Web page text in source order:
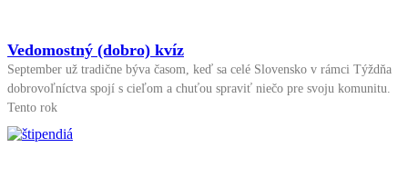
Vedomostný (dobro) kvíz
September už tradične býva časom, keď sa celé Slovensko v rámci Týždňa
dobrovoľníctva spojí s cieľom a chuťou spraviť niečo pre svoju komunitu.
Tento rok